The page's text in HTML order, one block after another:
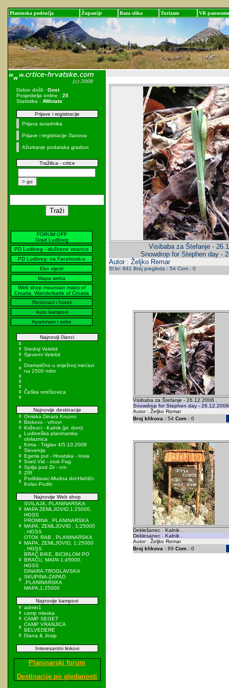
Planinska područja Županije Baza slika Turizam VR panorame
Dobro došli : Gost
Posjetitelja online : 25
Statistika : AWstats
Prijave i registracije
Prijava suradnika
Prijave i registracije članova
Ažuriranje podataka gradovi
Tražilica - crtice
FORUM OFF
Grad Ludbreg
PD Ludbreg - službene stranice
PD Ludbreg- na Facebook-u
Eko vijesti
Mapa weba
Web shop mountain maps of
Croatia, Wanderkarte of Croatia
Restorani i hoteli
Auto kampovi
Apartmani i sobe
Najnoviji članci
Srednji Velebit
Sjeverni Velebit
Dramatično u snježnoj mećavi
na 2500 ndm
Češka smrčkovica
Najnovije destinacije
Omiska Dinara Kruzno
Biokovo - vrhovi
Križevci - Kalnik (pl. dom)
Ludbreška planinarska
obilaznica
Krma - Triglav 4/5.10.2008
Slovenija
Egeria put - Hrvatska - Iovia
Sveti Vid - otok Pag
Spilja pod Zir - om
ZIR
Podkilavac-Mudna dol-Hahlići-
Kolac-Podki
Najnovije Web shop
SVILAJA, PLANINARSKA
MAPA ZEMLJOVID,1:25000,
HGSS
PROMINA , PLANINARSKA
MAPA, ZEMLJOVID , 1:25000
, HGSS
OTOK RAB , PLANINARSKA
MAPA, ZEMLJOVID, 1:25000
, HGSS
BRAČ BIKE, BICIKLOM PO
BRAČU, MAPA 1:45000,
HGSS
DINARA-TROGLAVSKA
SKUPINA-ZAPAD
,PLANINARSKA
MAPA,1:25000
Najnovije kampovi
admin1
camp mlaska
CAMP SEGET
CAMP VRANJICA
BELVEDERE
Diana & Josip
Interesantni linkovi
Planinarski forum
Destinacije po gledanosti
Visibaba za Štefanje -
Snowdrop for Stephen day -
Autor : Željko Remar
Sl.br: 841 Broj pregleda : 54 Com : 0
Visibaba za Štefanje - 26.12.2006 .
Snowdrop for Stephen day -
Autor : Željko Remar
Broj klikova :54 Com :0
Deklešanec . Kalnik .
Deklesanec . Kalnik .
Autor : Željko Remar
Broj klikova :89 Com :0